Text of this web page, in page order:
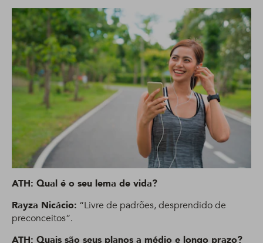
ATH: Qual é o seu lema de vida?
Rayza Nicácio: “Livre de padrões, desprendido de
preconceitos”.
ATH: Quais são seus planos a médio e longo prazo?